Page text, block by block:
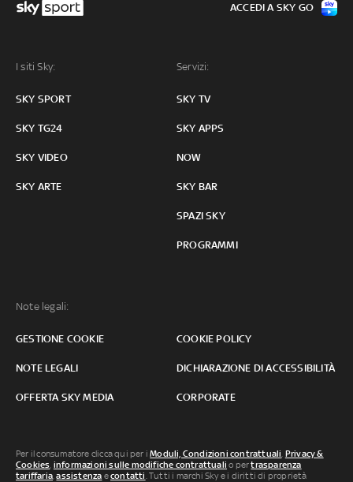
I siti Sky:
SKY SPORT
SKY TG24
SKY VIDEO
SKY ARTE
Servizi:
SKY TV
SKY APPS
NOW
SKY BAR
SPAZI SKY
PROGRAMMI
Note legali:
GESTIONE COOKIE COOKIE POLICY
NOTE LEGALI DICHIARAZIONE DI ACCESSIBILITÀ
OFFERTA SKY MEDIA CORPORATE
ACCEDI A SKY GO
Per il consumatore clicca qui per iModuli, Condizioni contrattuali, Privacy &
Cookies, informazioni sulle modifiche contrattuali o pertrasparenza
tariffaria,assistenza econtatti. Tutti i marchi Sky e i diritti di proprietà